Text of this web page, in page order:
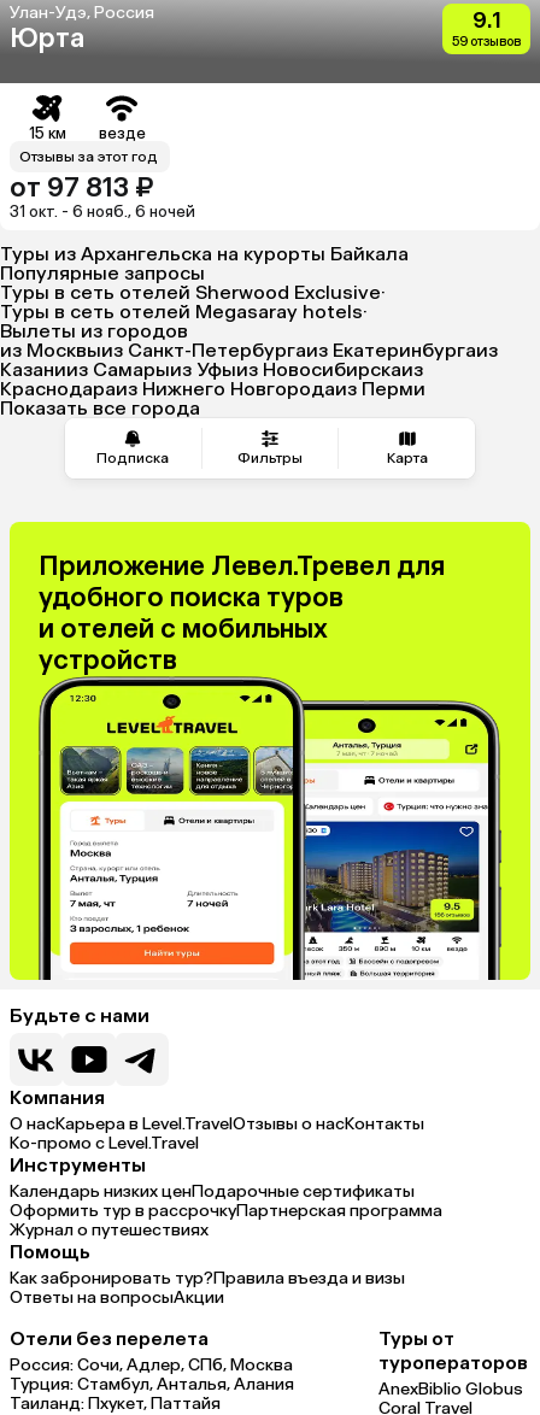
Подписка Фильтры Карта
Улан-Удэ, Россия
Юрта
9.1
59 отзывов
15 км везде
Отзывы за этот год
от 97 813 ₽
31 окт. - 6 нояб., 6 ночей
Туры из Архангельска на курорты Байкала
Популярные запросы
Туры в сеть отелей Sherwood Exclusive·
Туры в сеть отелей Megasaray hotels·
Вылеты из городов
из Москвыиз Санкт-Петербургаиз Екатеринбургаиз
Казанииз Самарыиз Уфыиз Новосибирскаиз
Краснодараиз Нижнего Новгородаиз Перми
Показать все города
Приложение Левел.Тревел для
удобного поиска туров
и отелей с мобильных
устройств
Будьте с нами
Компания
О насКарьера в Level.TravelОтзывы о насКонтакты
Ко-промо с Level.Travel
Инструменты
Календарь низких ценПодарочные сертификаты
Оформить тур в рассрочкуПартнерская программа
Журнал о путешествиях
Помощь
Как забронировать тур?Правила въезда и визы
Ответы на вопросыАкции
Отели без перелета
Россия:Сочи,Адлер,СПб,Москва
Турция:Стамбул,Анталья,Алания
Таиланд:Пхукет,Паттайя
Туры от
туроператоров
AnexBiblio Globus
Coral Travel